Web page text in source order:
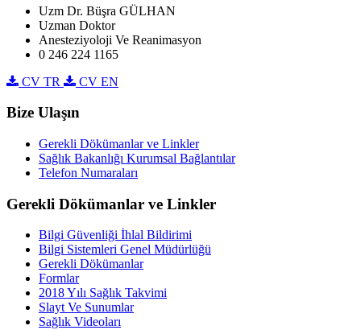
Uzm Dr. Büşra GÜLHAN
Uzman Doktor
Anesteziyoloji Ve Reanimasyon
0 246 224 1165
CV TR
CV EN
Bize Ulaşın
Gerekli Dökümanlar ve Linkler
Sağlık Bakanlığı Kurumsal Bağlantılar
Telefon Numaraları
Gerekli Dökümanlar ve Linkler
Bilgi Güvenliği İhlal Bildirimi
Bilgi Sistemleri Genel Müdürlüğü
Gerekli Dökümanlar
Formlar
2018 Yılı Sağlık Takvimi
Slayt Ve Sunumlar
Sağlık Videoları